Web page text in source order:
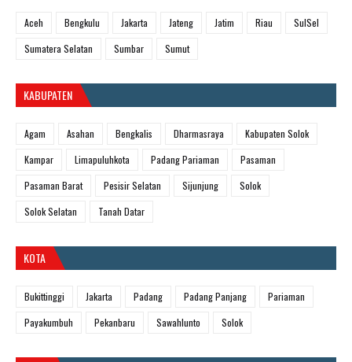
Aceh Bengkulu Jakarta Jateng Jatim Riau
SulSel
Sumatera Selatan
Sumbar Sumut
KABUPATEN
Agam Asahan Bengkalis Dharmasraya
Kabupaten Solok
Kampar
Limapuluhkota Padang Pariaman
Pasaman
Pasaman Barat
Pesisir Selatan Sijunjung
Solok
Solok Selatan
Tanah Datar
KOTA
Bukittinggi Jakarta Padang Padang Panjang
Pariaman
Payakumbuh
Pekanbaru Sawahlunto Solok